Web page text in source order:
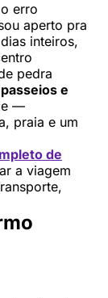
erro
aperto pra
inteiros,
pedra
e
—
praia e um
de
a viagem